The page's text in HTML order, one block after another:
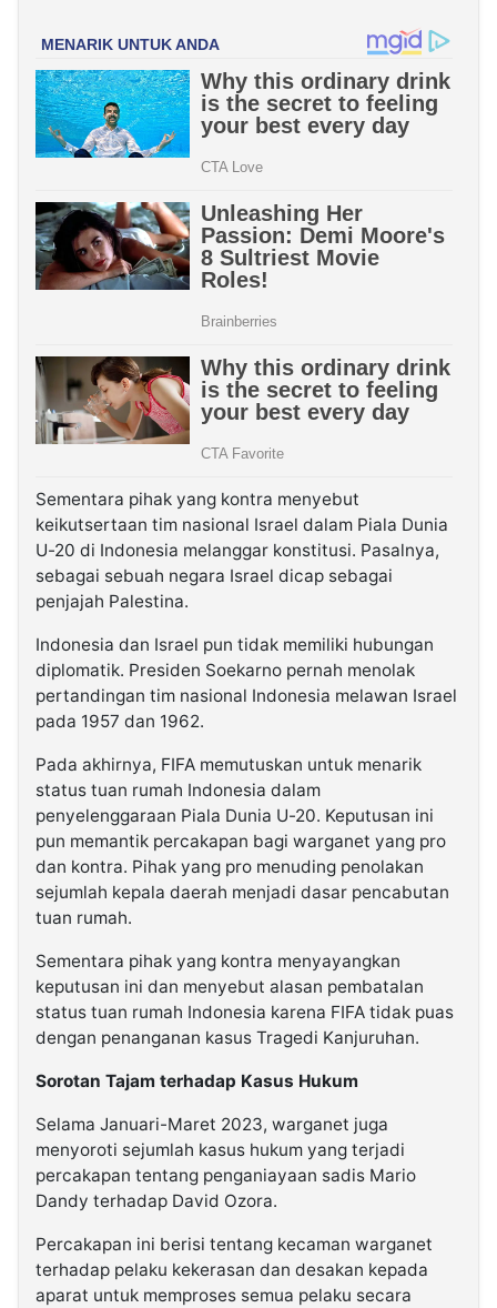
Sementara pihak yang kontra menyebut
keikutsertaan tim nasional Israel dalam Piala Dunia
U-20 di Indonesia melanggar konstitusi. Pasalnya,
sebagai sebuah negara Israel dicap sebagai
penjajah Palestina.
Indonesia dan Israel pun tidak memiliki hubungan
diplomatik. Presiden Soekarno pernah menolak
pertandingan tim nasional Indonesia melawan Israel
pada 1957 dan 1962.
Pada akhirnya, FIFA memutuskan untuk menarik
status tuan rumah Indonesia dalam
penyelenggaraan Piala Dunia U-20. Keputusan ini
pun memantik percakapan bagi warganet yang pro
dan kontra. Pihak yang pro menuding penolakan
sejumlah kepala daerah menjadi dasar pencabutan
tuan rumah.
Sementara pihak yang kontra menyayangkan
keputusan ini dan menyebut alasan pembatalan
status tuan rumah Indonesia karena FIFA tidak puas
dengan penanganan kasus Tragedi Kanjuruhan.
Sorotan Tajam terhadap Kasus Hukum
Selama Januari-Maret 2023, warganet juga
menyoroti sejumlah kasus hukum yang terjadi
percakapan tentang penganiayaan sadis Mario
Dandy terhadap David Ozora.
Percakapan ini berisi tentang kecaman warganet
terhadap pelaku kekerasan dan desakan kepada
aparat untuk memproses semua pelaku secara